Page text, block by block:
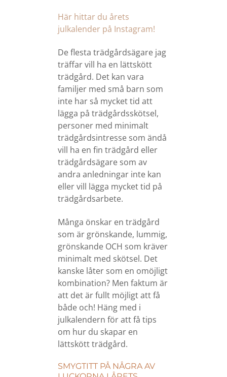
Här hittar du årets
julkalender på Instagram!
De flesta trädgårdsägare jag
träffar vill ha en lättskött
trädgård. Det kan vara
familjer med små barn som
inte har så mycket tid att
lägga på trädgårdsskötsel,
personer med minimalt
trädgårdsintresse som ändå
vill ha en fin trädgård eller
trädgårdsägare som av
andra anledningar inte kan
eller vill lägga mycket tid på
trädgårdsarbete.
Många önskar en trädgård
som är grönskande, lummig,
grönskande OCH som kräver
minimalt med skötsel. Det
kanske låter som en omöjligt
kombination? Men faktum är
att det är fullt möjligt att få
både och! Häng med i
julkalendern för att få tips
om hur du skapar en
lättskött trädgård.
SMYGTITT PÅ NÅGRA AV